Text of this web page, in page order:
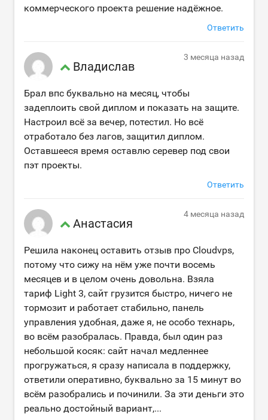
коммерческого проекта решение надёжное.
Ответить
Владислав
3 месяца назад
Брал впс буквально на месяц, чтобы
задеплоить свой диплом и показать на защите.
Настроил всё за вечер, потестил. Но всё
отработало без лагов, защитил диплом.
Оставшееся время оставлю серевер под свои
пэт проекты.
Ответить
Анастасия
4 месяца назад
Решила наконец оставить отзыв про Cloudvps,
потому что сижу на нём уже почти восемь
месяцев и в целом очень довольна. Взяла
тариф Light 3, сайт грузится быстро, ничего не
тормозит и работает стабильно, панель
управления удобная, даже я, не особо технарь,
во всём разобралась. Правда, был один раз
небольшой косяк: сайт начал медленнее
прогружаться, я сразу написала в поддержку,
ответили оперативно, буквально за 15 минут во
всём разобрались и починили. За эти деньги это
реально достойный вариант,...